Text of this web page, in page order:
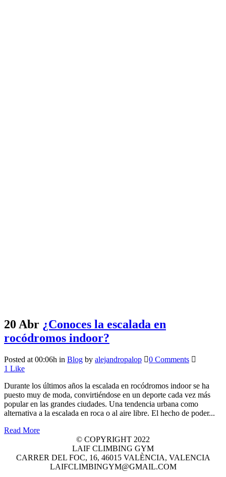
20 Abr ¿Conoces la escalada en
rocódromos indoor?
Posted at 00:06h in Blog by alejandropalop
0 Comments
1 Like
Durante los últimos años la escalada en rocódromos indoor se ha
puesto muy de moda, convirtiéndose en un deporte cada vez más
popular en las grandes ciudades. Una tendencia urbana como
alternativa a la escalada en roca o al aire libre. El hecho de poder...
Read More
© COPYRIGHT 2022
LAIF CLIMBING GYM
CARRER DEL FOC, 16, 46015 VALÈNCIA, VALENCIA
LAIFCLIMBINGYM@GMAIL.COM